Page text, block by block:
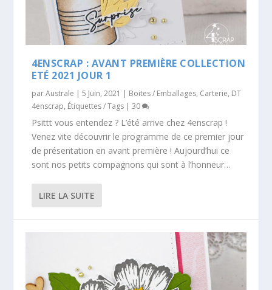
4ENSCRAP : AVANT PREMIÈRE COLLECTION
ETÉ 2021 JOUR 1
parAustrale |5 Juin, 2021 | Boites / Emballages, Carterie, DT
4enscrap, Étiquettes / Tags |30
Psittt vous entendez ? L’été arrive chez 4enscrap !
Venez vite découvrir le programme de ce premier jour
de présentation en avant première ! Aujourd’hui ce
sont nos petits compagnons qui sont à l’honneur…
LIRE LA SUITE